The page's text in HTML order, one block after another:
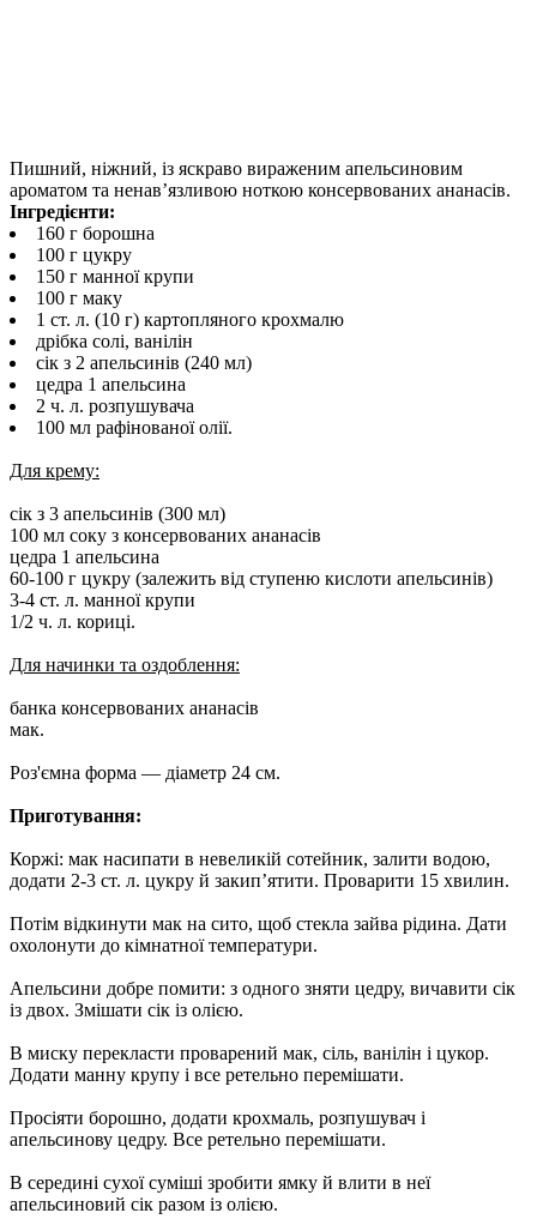
Пишний, ніжний, із яскраво вираженим апельсиновим
ароматом та ненав’язливою ноткою консервованих ананасів.
Інгредієнти:
160 г борошна
100 г цукру
150 г манної крупи
100 г маку
1 ст. л. (10 г) картопляного крохмалю
дрібка солі, ванілін
сік з 2 апельсинів (240 мл)
цедра 1 апельсина
2 ч. л. розпушувача
100 мл рафінованої олії.
Для крему:
сік з 3 апельсинів (300 мл)
100 мл соку з консервованих ананасів
цедра 1 апельсина
60-100 г цукру (залежить від ступеню кислоти апельсинів)
3-4 ст. л. манної крупи
1/2 ч. л. кориці.
Для начинки та оздоблення:
банка консервованих ананасів
мак.
Роз'ємна форма — діаметр 24 см.
Приготування:
Коржі: мак насипати в невеликій сотейник, залити водою,
додати 2-3 ст. л. цукру й закип’ятити. Проварити 15 хвилин.
Потім відкинути мак на сито, щоб стекла зайва рідина. Дати
охолонути до кімнатної температури.
Апельсини добре помити: з одного зняти цедру, вичавити сік
із двох. Змішати сік із олією.
В миску перекласти проварений мак, сіль, ванілін і цукор.
Додати манну крупу і все ретельно перемішати.
Просіяти борошно, додати крохмаль, розпушувач і
апельсинову цедру. Все ретельно перемішати.
В середині сухої суміші зробити ямку й влити в неї
апельсиновий сік разом із олією.